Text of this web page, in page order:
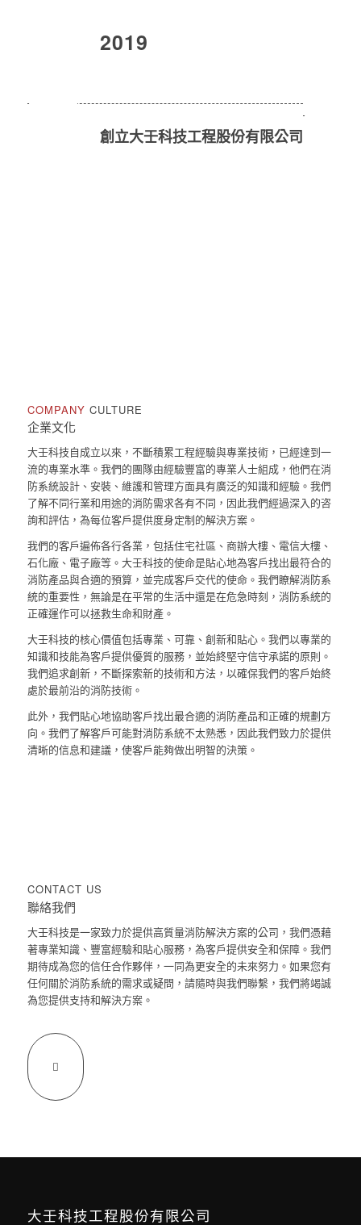
2019
創立大壬科技工程股份有限公司
COMPANY CULTURE
企業文化
大壬科技自成立以來，不斷積累工程經驗與專業技術，已經達到一
流的專業水準。我們的團隊由經驗豐富的專業人士組成，他們在消
防系統設計、安裝、維護和管理方面具有廣泛的知識和經驗。我們
了解不同行業和用途的消防需求各有不同，因此我們經過深入的咨
詢和評估，為每位客戶提供度身定制的解決方案。
我們的客戶遍佈各行各業，包括住宅社區、商辦大樓、電信大樓、
石化廠、電子廠等。大壬科技的使命是貼心地為客戶找出最符合的
消防產品與合適的預算，並完成客戶交代的使命。我們瞭解消防系
統的重要性，無論是在平常的生活中還是在危急時刻，消防系統的
正確運作可以拯救生命和財產。
大壬科技的核心價值包括專業、可靠、創新和貼心。我們以專業的
知識和技能為客戶提供優質的服務，並始終堅守信守承諾的原則。
我們追求創新，不斷探索新的技術和方法，以確保我們的客戶始終
處於最前沿的消防技術。
此外，我們貼心地協助客戶找出最合適的消防產品和正確的規劃方
向。我們了解客戶可能對消防系統不太熟悉，因此我們致力於提供
清晰的信息和建議，使客戶能夠做出明智的決策。
CONTACT US
聯絡我們
大壬科技是一家致力於提供高質量消防解決方案的公司，我們憑藉
著專業知識、豐富經驗和貼心服務，為客戶提供安全和保障。我們
期待成為您的信任合作夥伴，一同為更安全的未來努力。如果您有
任何關於消防系統的需求或疑問，請隨時與我們聯繫，我們將竭誠
為您提供支持和解決方案。
大壬科技工程股份有限公司